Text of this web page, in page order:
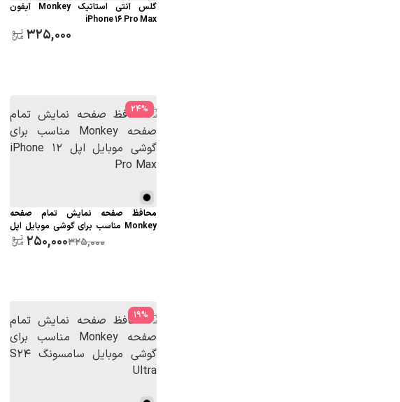
گلس آنتی استاتیک Monkey آیفون
iPhone 16 Pro Max
325,000
%
24
محافظ صفحه نمایش تمام صفحه
Monkey مناسب برای گوشی موبایل اپل
iPhone 12 Pro Max
325,000
250,000
%
19